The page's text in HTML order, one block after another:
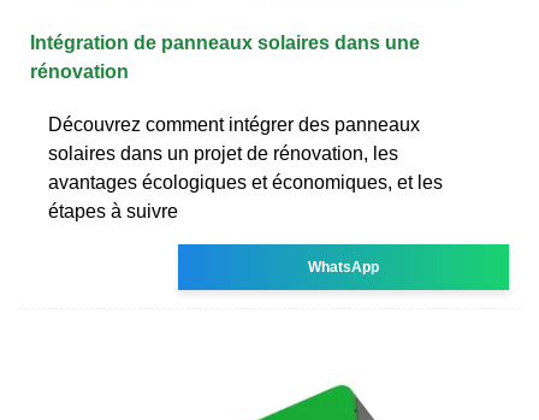
Intégration de panneaux solaires dans une
rénovation
Découvrez comment intégrer des panneaux
solaires dans un projet de rénovation, les
avantages écologiques et économiques, et les
étapes à suivre
WhatsApp